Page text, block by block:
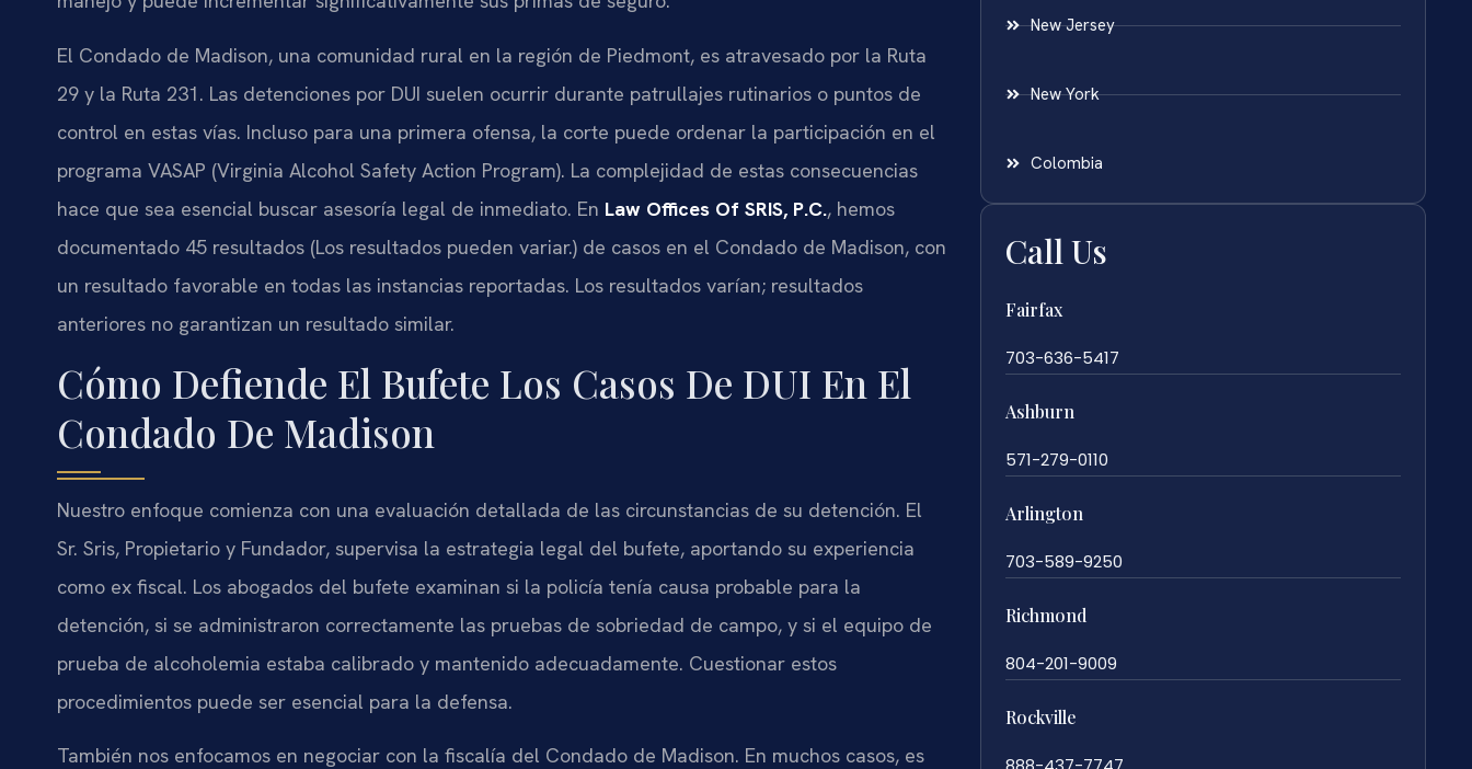
El Condado de Madison, una comunidad rural en la región de Piedmont, es atravesado por la Ruta
29 y la Ruta 231. Las detenciones por DUI suelen ocurrir durante patrullajes rutinarios o puntos de
control en estas vías. Incluso para una primera ofensa, la corte puede ordenar la participación en el
programa VASAP (Virginia Alcohol Safety Action Program). La complejidad de estas consecuencias
hace que sea esencial buscar asesoría legal de inmediato. En Law Offices Of SRIS, P.C., hemos
documentado 45 resultados (Los resultados pueden variar.) de casos en el Condado de Madison, con
un resultado favorable en todas las instancias reportadas. Los resultados varían; resultados
anteriores no garantizan un resultado similar.
Cómo Defiende El Bufete Los Casos De DUI En El
Condado De Madison
Nuestro enfoque comienza con una evaluación detallada de las circunstancias de su detención. El
Sr. Sris, Propietario y Fundador, supervisa la estrategia legal del bufete, aportando su experiencia
como ex fiscal. Los abogados del bufete examinan si la policía tenía causa probable para la
detención, si se administraron correctamente las pruebas de sobriedad de campo, y si el equipo de
prueba de alcoholemia estaba calibrado y mantenido adecuadamente. Cuestionar estos
procedimientos puede ser esencial para la defensa.
También nos enfocamos en negociar con la fiscalía del Condado de Madison. En muchos casos, es
New Jersey
New York
Colombia
Call Us
Fairfax
703-636-5417
Ashburn
571-279-0110
Arlington
703-589-9250
Richmond
804-201-9009
Rockville